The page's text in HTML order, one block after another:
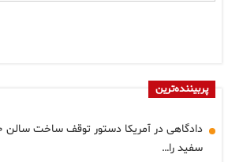
پربیننده‌ترین
سفید را…